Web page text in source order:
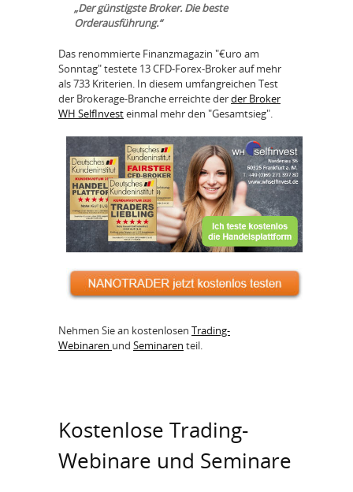
„Der günstigste Broker. Die beste
Orderausführung.“
Das renommierte Finanzmagazin "€uro am
Sonntag" testete 13 CFD-Forex-Broker auf mehr
als 733 Kriterien. In diesem umfangreichen Test
der Brokerage-Branche erreichte derder Broker
WH SelfInvesteinmal mehr den "Gesamtsieg".
Nehmen Sie an kostenlosen Trading-
Webinaren und Seminaren teil.
Kostenlose Trading-
Webinare und Seminare